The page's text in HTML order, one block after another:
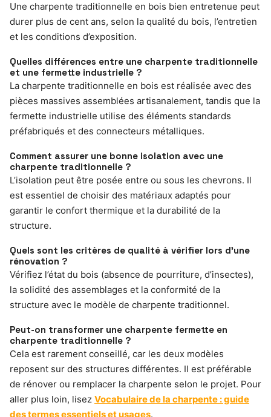
Une charpente traditionnelle en bois bien entretenue peut
durer plus de cent ans, selon la qualité du bois, l’entretien
et les conditions d’exposition.
Quelles différences entre une charpente traditionnelle
et une fermette industrielle ?
La charpente traditionnelle en bois est réalisée avec des
pièces massives assemblées artisanalement, tandis que la
fermette industrielle utilise des éléments standards
préfabriqués et des connecteurs métalliques.
Comment assurer une bonne isolation avec une
charpente traditionnelle ?
L’isolation peut être posée entre ou sous les chevrons. Il
est essentiel de choisir des matériaux adaptés pour
garantir le confort thermique et la durabilité de la
structure.
Quels sont les critères de qualité à vérifier lors d’une
rénovation ?
Vérifiez l’état du bois (absence de pourriture, d’insectes),
la solidité des assemblages et la conformité de la
structure avec le modèle de charpente traditionnel.
Peut-on transformer une charpente fermette en
charpente traditionnelle ?
Cela est rarement conseillé, car les deux modèles
reposent sur des structures différentes. Il est préférable
de rénover ou remplacer la charpente selon le projet. Pour
aller plus loin, lisez Vocabulaire de la charpente : guide
des termes essentiels et usages.